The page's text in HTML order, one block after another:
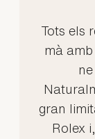
Tots els
mà
gran
Rolex